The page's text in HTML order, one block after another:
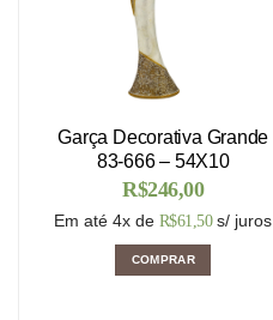
Garça Decorativa Grande
83-666 – 54X10
R$246,00
Em até 4x de R$61,50 s/ juros
COMPRAR